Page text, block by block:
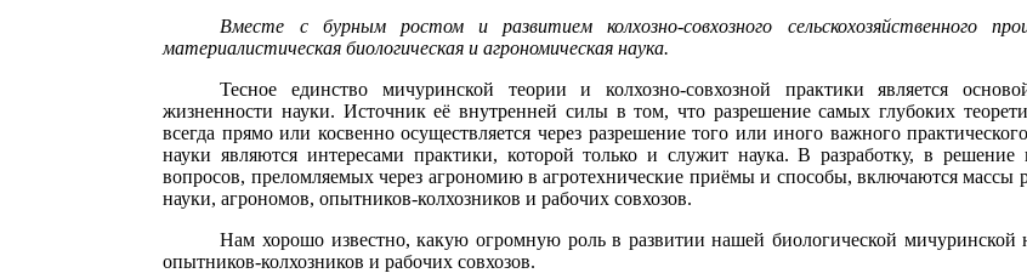
Вместе с бурным ростом и развитием колхозно-совхозного сельскохозяйственного
материалистическая биологическая и агрономическая наука.
Тесное единство мичуринской теории и колхозно-совхозной практики является
жизненности науки. Источник её внутренней силы в том, что разрешение самых глубоких
всегда прямо или косвенно осуществляется через разрешение того или иного важного
науки являются интересами практики, которой только и служит наука. В разработку, в решение
вопросов, преломляемых через агрономию в агротехнические приёмы и способы, включаются массы
науки, агрономов, опытников-колхозников и рабочих совхозов.
Нам хорошо известно, какую огромную роль в развитии нашей биологической мичуринской
опытников-колхозников и рабочих совхозов.